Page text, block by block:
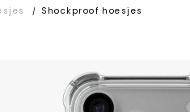
/ Shockproof hoesjes